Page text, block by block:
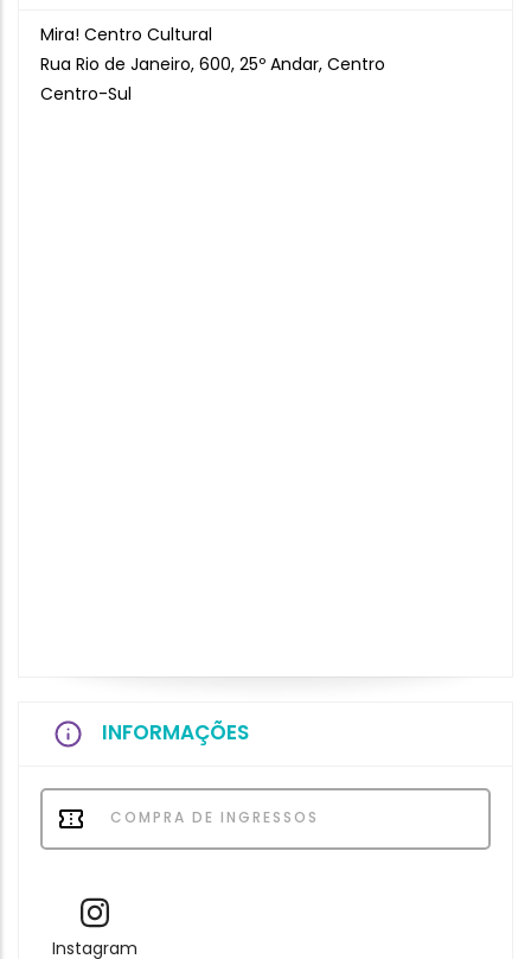
Mira! Centro Cultural
Rua Rio de Janeiro, 600, 25º Andar, Centro
Centro-Sul
INFORMAÇÕES
COMPRA DE INGRESSOS
Instagram